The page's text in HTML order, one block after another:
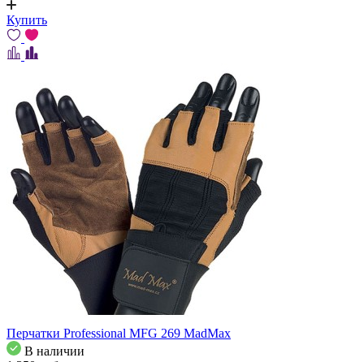
Купить
Перчатки Professional MFG 269 MadMax
В наличии